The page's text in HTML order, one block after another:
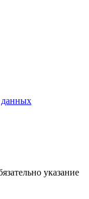
данных
указание